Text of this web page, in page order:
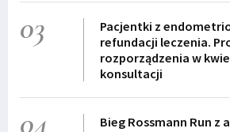
03
Pacjentki z
refundacji leczenia.
rozporządzenia w
konsultacji
04
Bieg Rossmann Run z